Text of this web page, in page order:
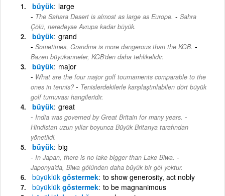
büyük large
The Sahara Desert is almost as large as Europe. - Sahra
Çölü, neredeyse Avrupa kadar büyük.
büyük grand
Sometimes, Grandma is more dangerous than the KGB. -
Bazen büyükanneler, KGB'den daha tehlikelidir.
büyük major
What are the four major golf tournaments comparable to the
ones in tennis? - Tenislerdekilerle karşılaştırılabilen dört büyük
golf turnuvası hangileridir.
büyük great
India was governed by Great Britain for many years. -
Hindistan uzun yıllar boyunca Büyük Britanya tarafından
yönetildi.
büyük big
In Japan, there is no lake bigger than Lake Biwa. -
Japonya'da, Biwa gölünden daha büyük bir göl yoktur.
büyüklük göstermek to show generosity, act nobly
büyüklük göstermek to be magnanimous